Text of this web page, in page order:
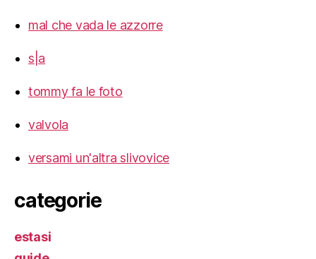
mal che vada le azzorre
s|a
tommy fa le foto
valvola
versami un'altra slivovice
categorie
estasi